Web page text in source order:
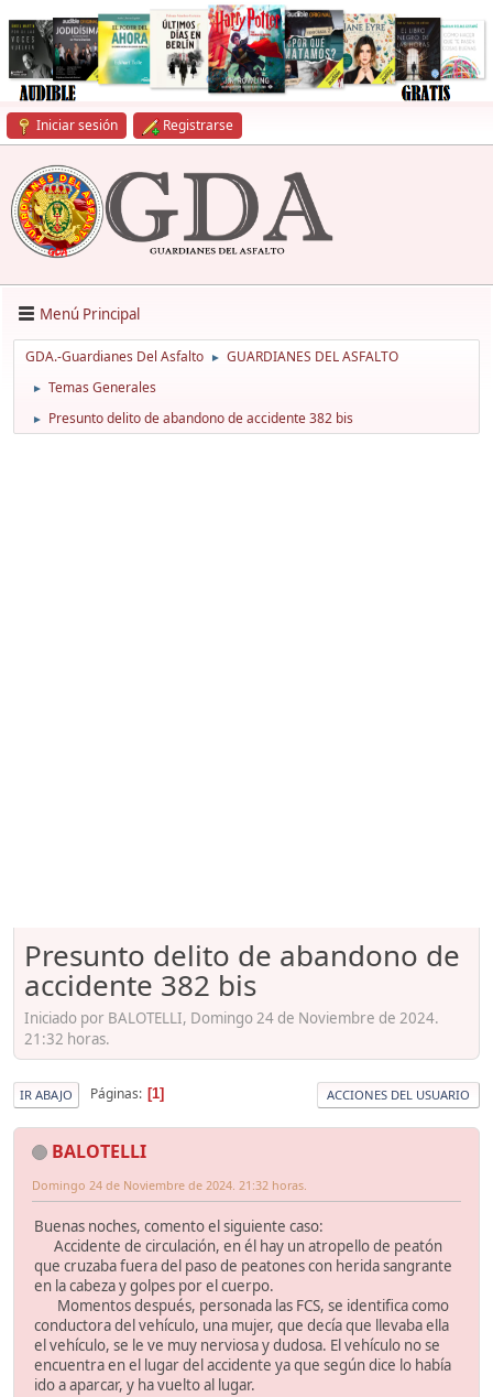
Iniciar sesión Registrarse
Menú Principal
GDA.-Guardianes Del Asfalto ► GUARDIANES DEL ASFALTO
► Temas Generales
► Presunto delito de abandono de accidente 382 bis
Presunto delito de abandono de
accidente 382 bis
Iniciado por BALOTELLI, Domingo 24 de Noviembre de 2024.
21:32 horas.
IR ABAJO Páginas 1 ACCIONES DEL USUARIO
BALOTELLI
Domingo 24 de Noviembre de 2024. 21:32 horas.
Buenas noches, comento el siguiente caso:
Accidente de circulación, en él hay un atropello de peatón
que cruzaba fuera del paso de peatones con herida sangrante
en la cabeza y golpes por el cuerpo.
Momentos después, personada las FCS, se identifica como
conductora del vehículo, una mujer, que decía que llevaba ella
el vehículo, se le ve muy nerviosa y dudosa. El vehículo no se
encuentra en el lugar del accidente ya que según dice lo había
ido a aparcar, y ha vuelto al lugar.